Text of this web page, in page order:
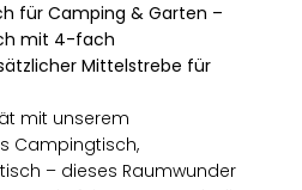
für Camping & Garten –
mit 4-fach
Mittelstrebe für
mit unserem
Campingtisch,
– dieses Raumwunder